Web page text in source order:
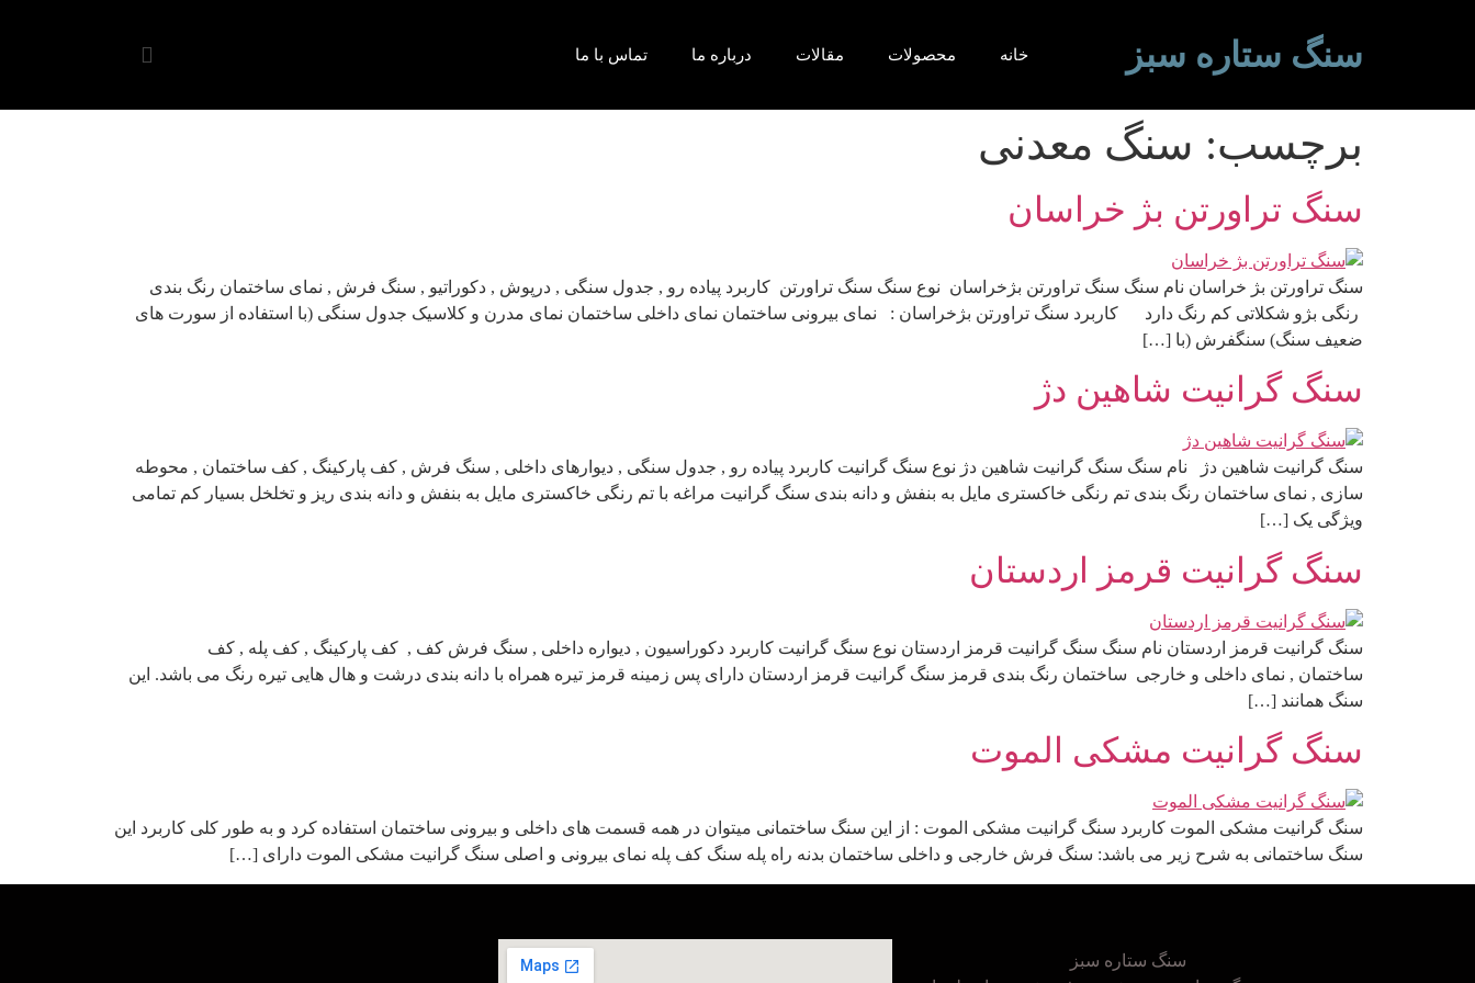
سنگ ستاره سبز خانه محصولات مقالات درباره ما تماس با ما
برچسب: سنگ معدنی
سنگ تراورتن بژ خراسان
سنگ تراورتن بژ خراسان نام سنگ سنگ تراورتن بژخراسان نوع سنگ سنگ تراورتن کاربرد پیاده رو , جدول سنگی , درپوش , دکوراتیو , سنگ فرش , نمای ساختمان رنگ بندی
رنگی بژو شکلاتی کم رنگ دارد کاربرد سنگ تراورتن بژخراسان : نمای بیرونی ساختمان نمای داخلی ساختمان نمای مدرن و کلاسیک جدول سنگی (با استفاده از سورت های
ضعیف سنگ) سنگفرش (با […]
سنگ گرانیت شاهین دژ
سنگ گرانیت شاهین دژ نام سنگ سنگ گرانیت شاهین دژ نوع سنگ گرانیت کاربرد پیاده رو , جدول سنگی , دیوارهای داخلی , سنگ فرش , کف پارکینگ , کف ساختمان , محوطه
سازی , نمای ساختمان رنگ بندی تم رنگی خاکستری مایل به بنفش و دانه بندی سنگ گرانیت مراغه با تم رنگی خاکستری مایل به بنفش و دانه بندی ریز و تخلخل بسیار کم تمامی
ویژگی یک […]
سنگ گرانیت قرمز اردستان
سنگ گرانیت قرمز اردستان نام سنگ سنگ گرانیت قرمز اردستان نوع سنگ گرانیت کاربرد دکوراسیون , دیواره داخلی , سنگ فرش کف , کف پارکینگ , کف پله , کف
ساختمان , نمای داخلی و خارجی ساختمان رنگ بندی قرمز سنگ گرانیت قرمز اردستان دارای پس زمینه قرمز تیره همراه با دانه بندی درشت و هال هایی تیره رنگ می باشد. این
سنگ همانند […]
سنگ گرانیت مشکی الموت
سنگ گرانیت مشکی الموت کاربرد سنگ گرانیت مشکی الموت : از این سنگ ساختمانی میتوان در همه قسمت های داخلی و بیرونی ساختمان استفاده کرد و به طور کلی کاربرد این
سنگ ساختمانی به شرح زیر می باشد: سنگ فرش خارجی و داخلی ساختمان بدنه راه پله سنگ کف پله نمای بیرونی و اصلی سنگ گرانیت مشکی الموت دارای […]
سنگ ستاره سبز